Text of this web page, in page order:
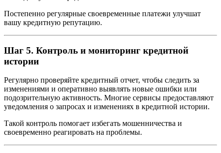
Постепенно регулярные своевременные платежи улучшат
вашу кредитную репутацию.
Шаг 5. Контроль и мониторинг кредитной
истории
Регулярно проверяйте кредитный отчет, чтобы следить за
изменениями и оперативно выявлять новые ошибки или
подозрительную активность. Многие сервисы предоставляют
уведомления о запросах и изменениях в кредитной истории.
Такой контроль помогает избегать мошенничества и
своевременно реагировать на проблемы.